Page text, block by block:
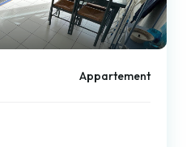
Appartement